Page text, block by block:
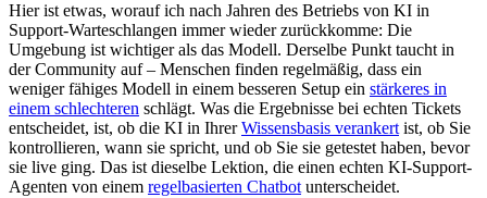
Hier ist etwas, worauf ich nach Jahren des Betriebs von KI in
Support-Warteschlangen immer wieder zurückkomme: Die
Umgebung ist wichtiger als das Modell. Derselbe Punkt taucht in
der Community auf – Menschen finden regelmäßig, dass ein
weniger fähiges Modell in einem besseren Setup ein stärkeres in
einem schlechteren schlägt. Was die Ergebnisse bei echten Tickets
entscheidet, ist, ob die KI in IhrerWissensbasis verankert ist, ob Sie
kontrollieren, wann sie spricht, und ob Sie sie getestet haben, bevor
sie live ging. Das ist dieselbe Lektion, die einen echten KI-Support-
Agenten von einem regelbasierten Chatbot unterscheidet.